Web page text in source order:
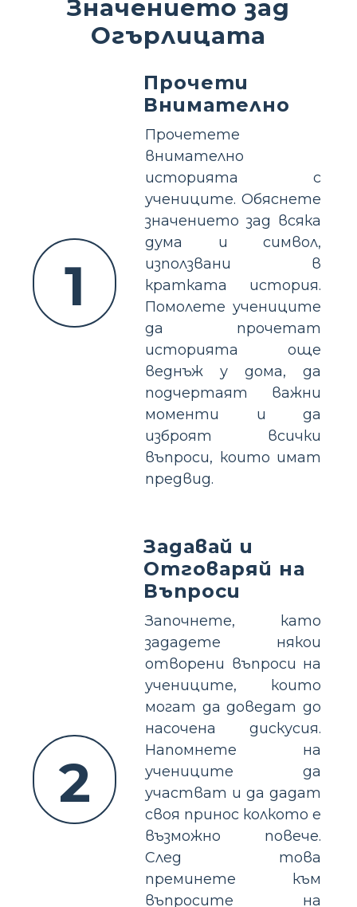
Значението зад
Огърлицата
1
Прочети
Внимателно
Прочетете
внимателно
историята с
учениците. Обяснете
значението зад всяка
дума и символ,
използвани в
кратката история.
Помолете учениците
да прочетат
историята още
веднъж у дома, да
подчертаят важни
моменти и да
изброят всички
въпроси, които имат
предвид.
2
Задавай и
Отговаряй на
Въпроси
Започнете, като
зададете някои
отворени въпроси на
учениците, които
могат да доведат до
насочена дискусия.
Напомнете на
учениците да
участват и да дадат
своя принос колкото е
възможно повече.
След това
преминете към
въпросите на